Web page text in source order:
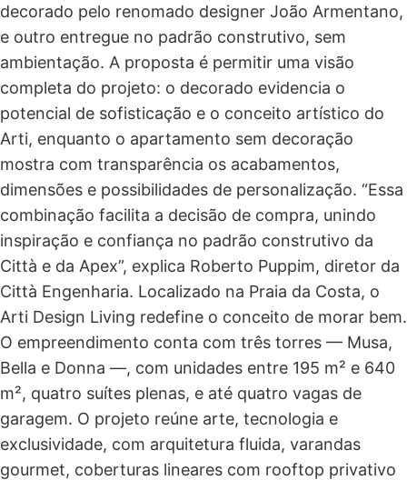
decorado pelo renomado designer João Armentano,
e outro entregue no padrão construtivo, sem
ambientação. A proposta é permitir uma visão
completa do projeto: o decorado evidencia o
potencial de sofisticação e o conceito artístico do
Arti, enquanto o apartamento sem decoração
mostra com transparência os acabamentos,
dimensões e possibilidades de personalização. “Essa
combinação facilita a decisão de compra, unindo
inspiração e confiança no padrão construtivo da
Città e da Apex”, explica Roberto Puppim, diretor da
Città Engenharia. Localizado na Praia da Costa, o
Arti Design Living redefine o conceito de morar bem.
O empreendimento conta com três torres — Musa,
Bella e Donna —, com unidades entre 195 m² e 640
m², quatro suítes plenas, e até quatro vagas de
garagem. O projeto reúne arte, tecnologia e
exclusividade, com arquitetura fluida, varandas
gourmet, coberturas lineares com rooftop privativo